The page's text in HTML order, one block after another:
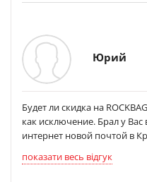
Юрий
Будет ли скидка на
как исключение. Брал у Вас
интернет новой почтой в
показати весь відгук